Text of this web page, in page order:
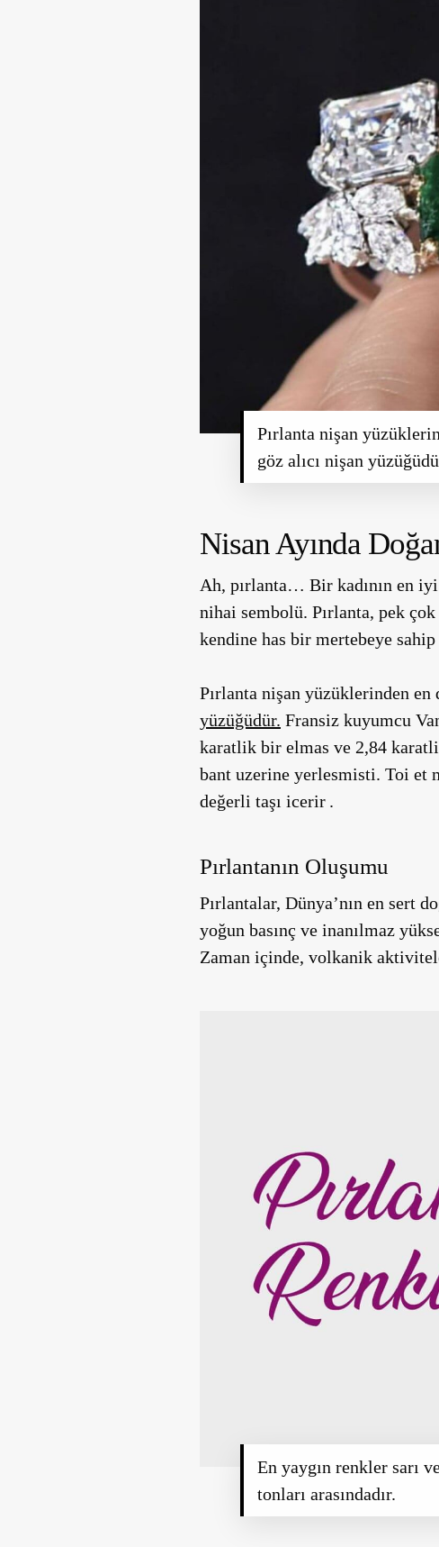
Pırlanta nişan
göz alıcı nişan
Nisan Ayında
Ah, pırlanta… Bir kadının en iyi
nihai sembolü. Pırlanta, pek
kendine has bir mertebeye
Pırlanta nişan yüzüklerinden
yüzüğüdür. Fransiz kuyumcu
karatlik bir elmas ve 2,84
bant uzerine yerlesmisti. Toi et
değerli taşı icerir .
Pırlantanın Oluşumu
Pırlantalar, Dünya’nın en sert
yoğun basınç ve inanılmaz
Zaman içinde, volkanik
En yaygın renkler sarı
tonları arasındadır.